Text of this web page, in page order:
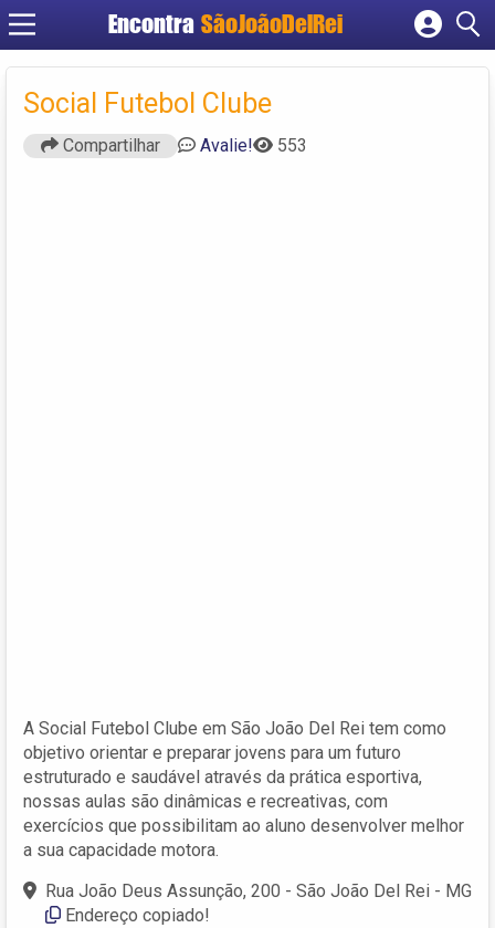
Encontra SãoJoãoDelRei
Cadastrar empresa
Criar conta
Social Futebol Clube
Compartilhar Avalie! 553
A Social Futebol Clube em São João Del Rei tem como
objetivo orientar e preparar jovens para um futuro
estruturado e saudável através da prática esportiva,
nossas aulas são dinâmicas e recreativas, com
exercícios que possibilitam ao aluno desenvolver melhor
a sua capacidade motora.
Rua João Deus Assunção, 200 - São João Del Rei - MG
Endereço copiado!